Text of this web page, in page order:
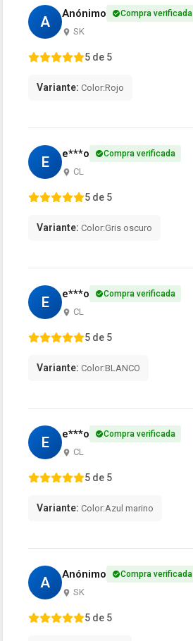
A Anónimo Compra verificada
SK
5 de 5
Variante: Color:Rojo
E e***o Compra verificada
CL
5 de 5
Variante: Color:Gris oscuro
E e***o Compra verificada
CL
5 de 5
Variante: Color:BLANCO
E e***o Compra verificada
CL
5 de 5
Variante: Color:Azul marino
A Anónimo Compra verificada
SK
5 de 5